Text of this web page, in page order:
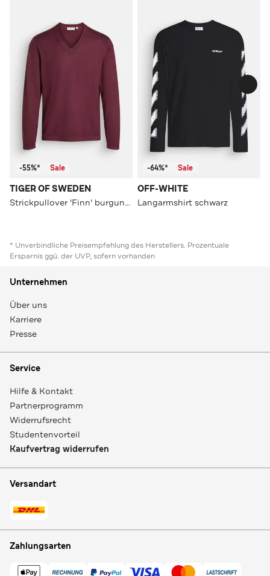
-55%* Sale
TIGER OF SWEDEN
Strickpullover 'Finn' burgunder
-64%* Sale
OFF-WHITE
Langarmshirt schwarz
* Unverbindliche Preisempfehlung des Herstellers. Prozentuale
Ersparnis ggü. der UVP, sofern vorhanden
Unternehmen
Über uns
Karriere
Presse
Service
Hilfe & Kontakt
Partnerprogramm
Widerrufsrecht
Studentenvorteil
Kaufvertrag widerrufen
Versandart
Zahlungsarten